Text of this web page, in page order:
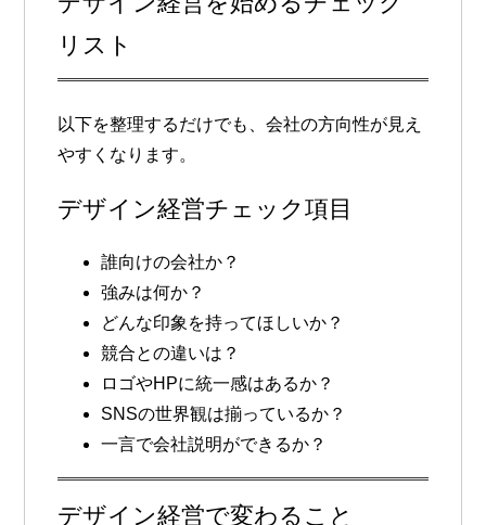
リスト
以下を整理するだけでも、会社の方向性が見え
やすくなります。
デザイン経営チェック項目
誰向けの会社か？
強みは何か？
どんな印象を持ってほしいか？
競合との違いは？
ロゴやHPに統一感はあるか？
SNSの世界観は揃っているか？
一言で会社説明ができるか？
デザイン経営で変わること